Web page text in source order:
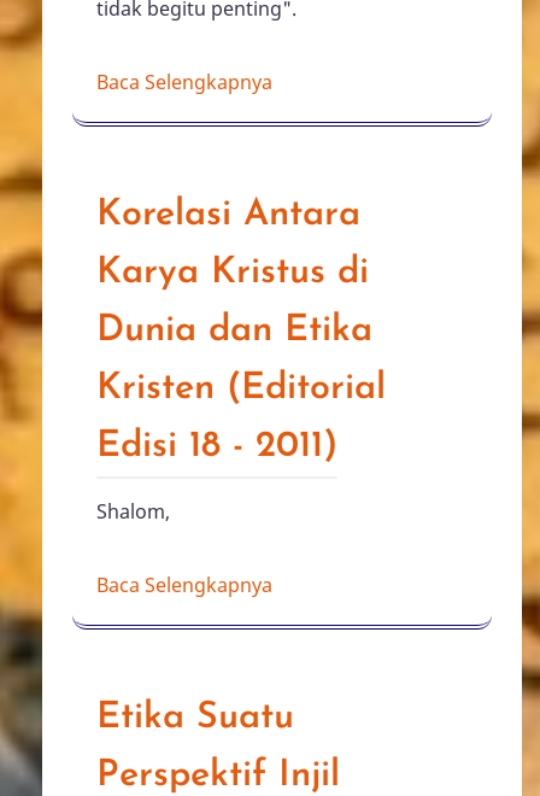
tidak begitu penting".
Baca Selengkapnya
Korelasi Antara
Karya Kristus di
Dunia dan Etika
Kristen (Editorial
Edisi 18 - 2011)
Shalom,
Baca Selengkapnya
Etika Suatu
Perspektif Injil